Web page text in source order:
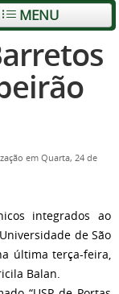
MENU
em Quarta, 24 de
integrados ao
de São
última terça-feira,
Balan.